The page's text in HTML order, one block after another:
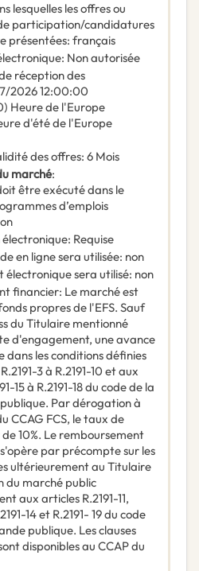
lesquelles les offres ou
participation/candidatures
présentées: français
: Non autorisée
réception des
202612:00:00
Heure de l'Europe
d'été de l'Europe
des offres: 6 Mois
marché:
être exécuté dans le
d’emplois
: Requise
en ligne sera utilisée: non
électronique sera utilisé: non
financier: Le marché est
propres de l'EFS. Sauf
du Titulaire mentionné
d'engagement, une avance
dans les conditions définies
3 à R.2191-10 et aux
15 à R.2191-18 du code de la
Par dérogation à
CCAG FCS, le taux de
10%. Le remboursement
par précompte sur les
ultérieurement au Titulaire
du marché public
aux articles R.2191-11,
14 et R.2191- 19 du code
publique. Les clauses
disponibles au CCAP du